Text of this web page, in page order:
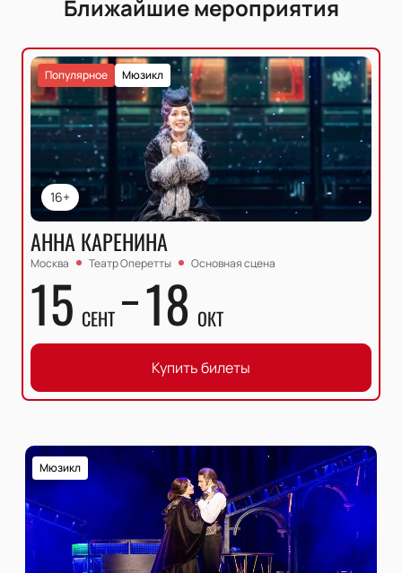
Ближайшие мероприятия
16+
Мюзикл
Популярное
АННА КАРЕНИНА
Москва Театр Оперетты Основная сцена
15 СЕНТ 18 ОКТ
Купить билеты
Мюзикл